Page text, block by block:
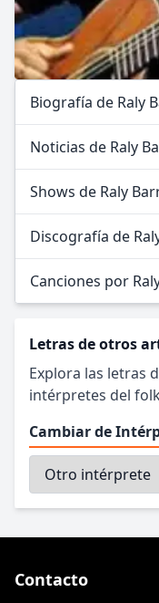
Biografía de Raly
Noticias de Raly
Shows de Raly
Discografía de
Canciones por
Letras de otros
Explora las letras
intérpretes del
Cambiar de
Contacto